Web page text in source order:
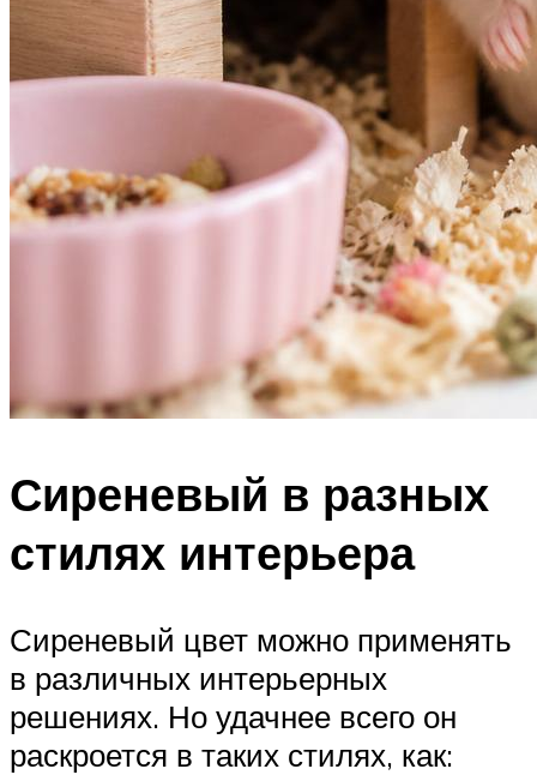
Сиреневый в разных
стилях интерьера
Сиреневый цвет можно применять
в различных интерьерных
решениях. Но удачнее всего он
раскроется в таких стилях, как: